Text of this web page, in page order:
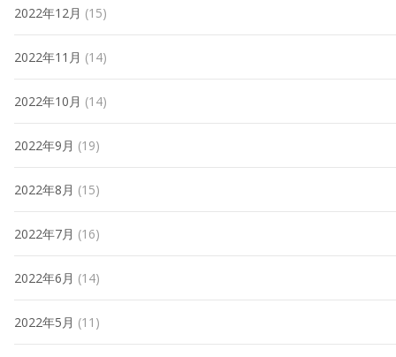
2022年12月 (15)
2022年11月 (14)
2022年10月 (14)
2022年9月 (19)
2022年8月 (15)
2022年7月 (16)
2022年6月 (14)
2022年5月 (11)